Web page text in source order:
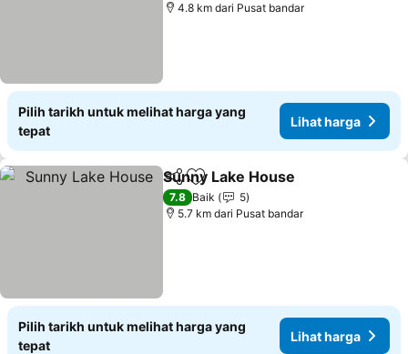
4.8 km dari Pusat bandar
Pilih tarikh untuk melihat harga yang
tepat
Lihat harga
KongsiTambah ke favorit
Sunny Lake House
7.8 Baik
5
5.7 km dari Pusat bandar
Pilih tarikh untuk melihat harga yang
tepat
Lihat harga